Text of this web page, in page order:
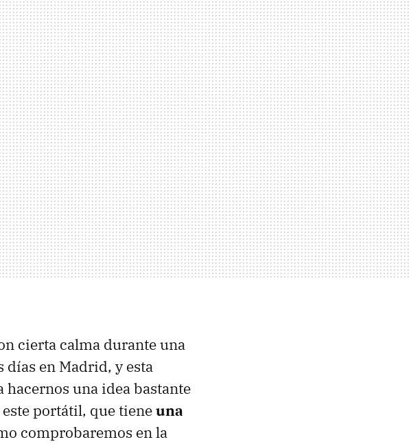
cierta calma durante una
días en Madrid, y esta
una idea bastante
portátil, que tieneuna
comprobaremos en la